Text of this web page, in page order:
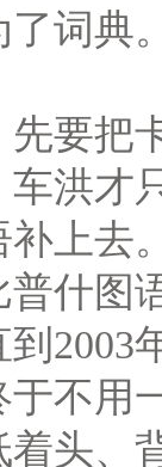
了词典
把卡
洪才
上去
什图
到
不用
头、